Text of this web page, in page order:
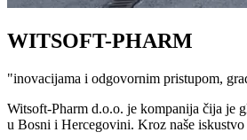
WITSOFT-PHARM
"inovacijama i odgovornim pristupom,
Witsoft-Pharm d.o.o. je kompanija čija je
u Bosni i Hercegovini. Kroz naše